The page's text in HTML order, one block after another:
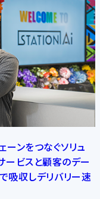
ーンをつなぐソリュ
ービスと顧客のデー
収しデリバリー速